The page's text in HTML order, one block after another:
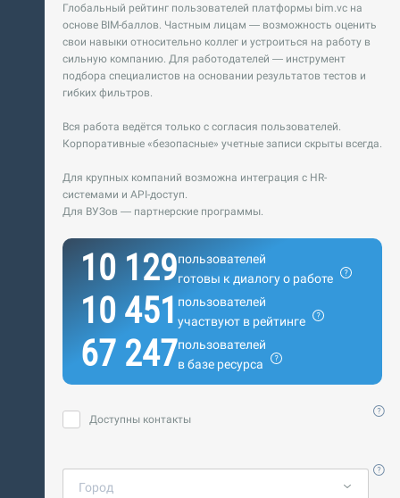
Глобальный рейтинг пользователей платформы bim.vc на
основе BIM-баллов. Частным лицам — возможность оценить
свои навыки относительно коллег и устроиться на работу в
сильную компанию. Для работодателей — инструмент
подбора специалистов на основании результатов тестов и
гибких фильтров.
Вся работа ведётся только с согласия пользователей.
Корпоративные «безопасные» учетные записи скрыты всегда.
Для крупных компаний возможна интеграция с HR-
системами и API-доступ.
Для ВУЗов — партнерские программы.
10 129пользователей
готовы к диалогу о работе
10 451
пользователей
участвуют в рейтинге
67 247пользователей
в базе ресурса
Доступны контакты
Город